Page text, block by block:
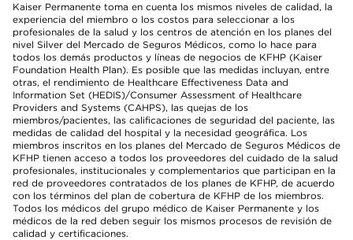
Kaiser Permanente toma en cuenta los mismos niveles de calidad, la
experiencia del miembro o los costos para seleccionar a los
profesionales de la salud y los centros de atención en los planes del
nivel Silver del Mercado de Seguros Médicos, como lo hace para
todos los demás productos y líneas de negocios de KFHP (Kaiser
Foundation Health Plan). Es posible que las medidas incluyan, entre
otras, el rendimiento de Healthcare Effectiveness Data and
Information Set (HEDIS)/Consumer Assessment of Healthcare
Providers and Systems (CAHPS), las quejas de los
miembros/pacientes, las calificaciones de seguridad del paciente, las
medidas de calidad del hospital y la necesidad geográfica. Los
miembros inscritos en los planes del Mercado de Seguros Médicos de
KFHP tienen acceso a todos los proveedores del cuidado de la salud
profesionales, institucionales y complementarios que participan en la
red de proveedores contratados de los planes de KFHP, de acuerdo
con los términos del plan de cobertura de KFHP de los miembros.
Todos los médicos del grupo médico de Kaiser Permanente y los
médicos de la red deben seguir los mismos procesos de revisión de
calidad y certificaciones.